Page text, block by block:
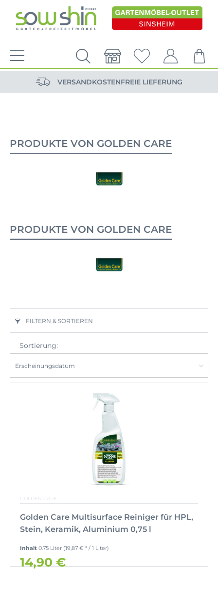
VERSANDKOSTENFREIE LIEFERUNG
NACHHALTIG DURCH ERSATZTEIL-SHOP
VERSANDKOSTENFREIE LIEFERUNG
PRODUKTE VON GOLDEN CARE
PRODUKTE VON GOLDEN CARE
FILTERN & SORTIEREN
Sortierung:
GOLDEN CARE
Golden Care Multisurface Reiniger für HPL,
Stein, Keramik, Aluminium 0,75 l
Inhalt 0.75 Liter (19,87 € * / 1 Liter)
14,90 €